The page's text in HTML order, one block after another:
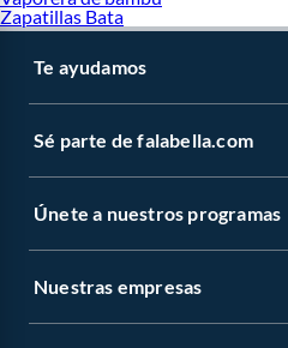
Zapatillas Bata
Te ayudamos
Sé parte de falabella.com
Únete a nuestros programas
Nuestras empresas